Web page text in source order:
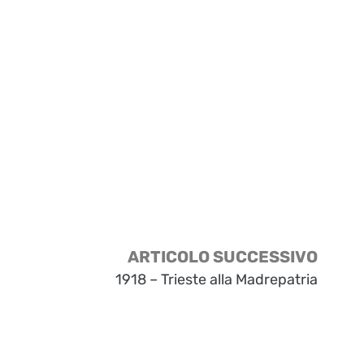
ARTICOLO SUCCESSIVO
1918 – Trieste alla Madrepatria